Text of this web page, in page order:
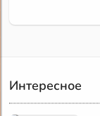
Интересное